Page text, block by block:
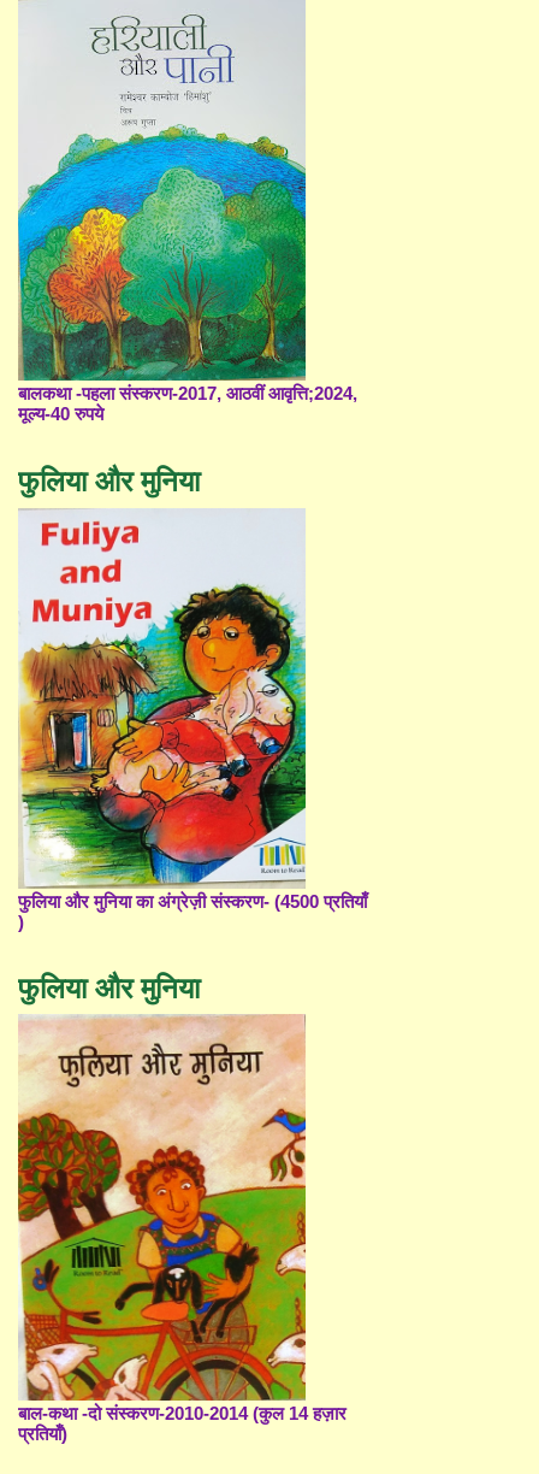
बालकथा -पहला संस्करण-2017, आठवीं आवृत्ति;2024,
मूल्य-40 रुपये
फुलिया और मुनिया
फुलिया और मुनिया का अंग्रेज़ी संस्करण- (4500 प्रतियाँ
)
फुलिया और मुनिया
बाल-कथा -दो संस्करण-2010-2014 (कुल 14 हज़ार
प्रतियाँ)